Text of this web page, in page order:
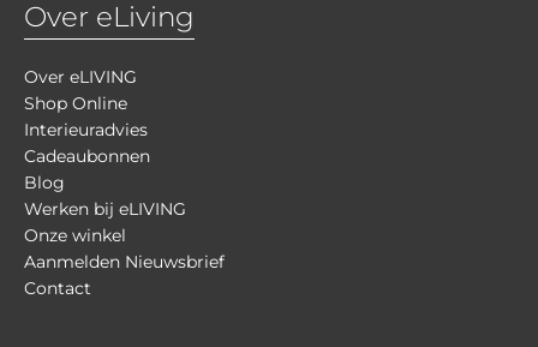
Over eLiving
Over eLIVING
Shop Online
Interieuradvies
Cadeaubonnen
Blog
Werken bij eLIVING
Onze winkel
Aanmelden Nieuwsbrief
Contact